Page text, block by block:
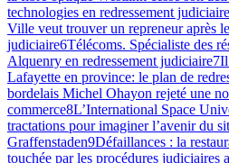
technologies en redressement judiciaire
Ville veut trouver un repreneur après
judiciaire6Télécoms. Spécialiste des
Alquenry en redressement judiciaire7Il
Lafayette en province: le plan de
bordelais Michel Ohayon rejeté une
commerce8L’International Space
tractations pour imaginer l’avenir du
Graffenstaden9Défaillances : la
touchée par les procédures judiciaires